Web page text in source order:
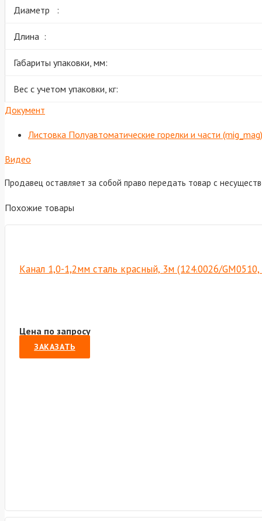
Диаметр :
Длина :
Габариты упаковки, мм:
Вес с учетом упаковки, кг:
Документ
Листовка Полуавтоматические горелки и части (mig_mag)
Видео
Продавец оставляет за собой право передать товар с
Похожие товары
Канал 1,0-1,2мм сталь красный, 3м (124.0026/
Цена по запросу
ЗАКАЗАТЬ